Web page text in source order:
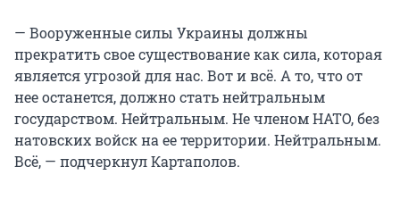
— Вооруженные силы Украины должны
прекратить свое существование как сила, которая
является угрозой для нас. Вот и всё. А то, что от
нее останется, должно стать нейтральным
государством. Нейтральным. Не членом НАТО, без
натовских войск на ее территории. Нейтральным.
Всё, — подчеркнул Картаполов.